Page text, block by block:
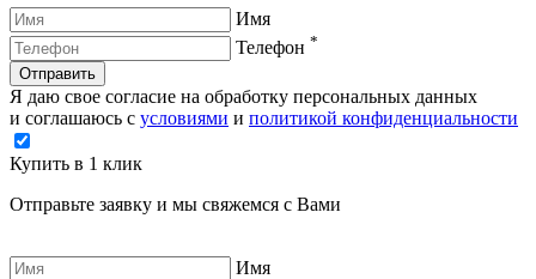
Имя
Телефон *
Отправить
Я даю свое согласие на обработку персональных данных
и соглашаюсь с условиями и политикой конфиденциальности
Купить в 1 клик
Отправьте заявку и мы свяжемся с Вами
Имя